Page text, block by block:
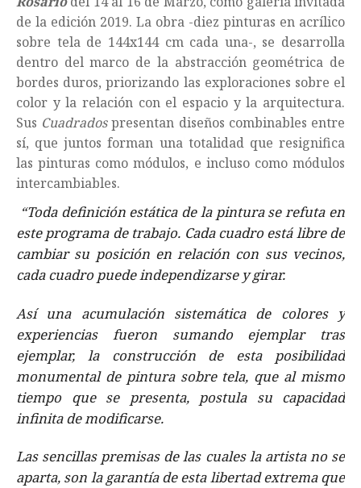
de la edición 2019. La obra -diez pinturas en acrílico
sobre tela de 144x144 cm cada una-, se desarrolla
dentro del marco de la abstracción geométrica de
bordes duros, priorizando las exploraciones sobre el
color y la relación con el espacio y la arquitectura.
Sus Cuadradospresentan diseños combinables entre
sí, que juntos forman una totalidad que resignifica
las pinturas como módulos, e incluso como módulos
intercambiables.
“Toda definición estática de la pintura se refuta en
este programa de trabajo. Cada cuadro está libre de
cambiar su posición en relación con sus vecinos,
cada cuadro puede independizarse y girar.
Así una acumulación sistemática de colores y
experiencias fueron sumando ejemplar tras
ejemplar, la construcción de esta posibilidad
monumental de pintura sobre tela, que al mismo
tiempo que se presenta, postula su capacidad
infinita de modificarse.
Las sencillas premisas de las cuales la artista no se
aparta, son la garantía de esta libertad extrema que